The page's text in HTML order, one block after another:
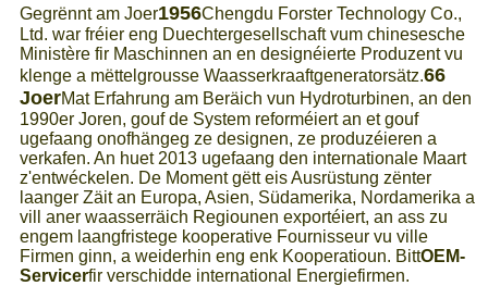
Gegrënnt am Joer1956Chengdu Forster Technology Co.,
Ltd. war fréier eng Duechtergesellschaft vum chinesesche
Ministère fir Maschinnen an en designéierte Produzent vu
klenge a mëttelgrousse Waasserkraaftgeneratorsätz.66
JoerMat Erfahrung am Beräich vun Hydroturbinen, an den
1990er Joren, gouf de System reforméiert an et gouf
ugefaang onofhängeg ze designen, ze produzéieren a
verkafen. An huet 2013 ugefaang den internationale Maart
z'entwéckelen. De Moment gëtt eis Ausrüstung zënter
laanger Zäit an Europa, Asien, Südamerika, Nordamerika a
vill aner waasserräich Regiounen exportéiert, an ass zu
engem laangfristege kooperative Fournisseur vu ville
Firmen ginn, a weiderhin eng enk Kooperatioun. BittOEM-
Servicerfir verschidde international Energiefirmen.